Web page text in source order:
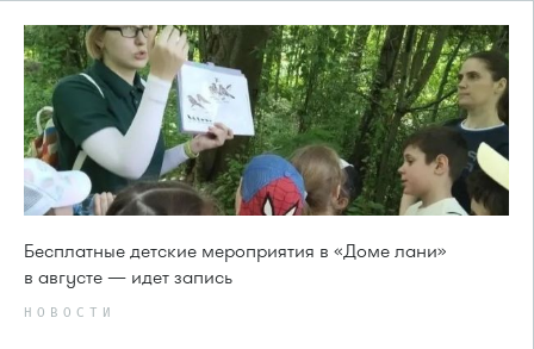
Бесплатные детские мероприятия в «Доме лани»
в августе — идет запись
НОВОСТИ